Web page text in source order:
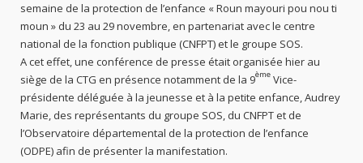
semaine de la protection de l’enfance « Roun mayouri pou nou ti
moun » du 23 au 29 novembre, en partenariat avec le centre
national de la fonction publique (CNFPT) et le groupe SOS.
A cet effet, une conférence de presse était organisée hier au
siège de la CTG en présence notamment de la 9ème Vice-
présidente déléguée à la jeunesse et à la petite enfance, Audrey
Marie, des représentants du groupe SOS, du CNFPT et de
l’Observatoire départemental de la protection de l’enfance
(ODPE) afin de présenter la manifestation.